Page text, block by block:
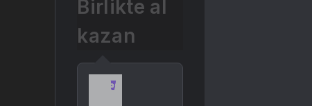
Birlikte al
kazan